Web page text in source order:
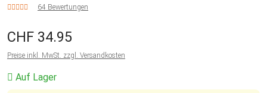
64 Bewertungen
CHF 34.95
Preise inkl. MwSt. zzgl. Versandkosten
Auf Lager